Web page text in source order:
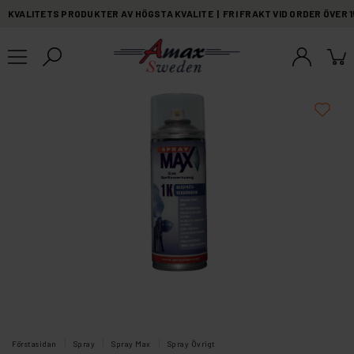
KVALITETS PRODUKTER AV HÖGSTA KVALITE | FRI FRAKT VID ORDER
Förstasidan Spray Spray Max Spray Övrigt